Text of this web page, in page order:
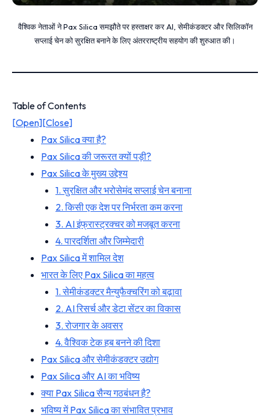
वैश्विक नेताओं ने Pax Silica समझौते पर हस्ताक्षर कर AI, सेमीकंडक्टर और सिलिकॉन
सप्लाई चेन को सुरक्षित बनाने के लिए अंतरराष्ट्रीय सहयोग की शुरुआत की।
Table of Contents
[Open][Close]
Pax Silica क्या है?
Pax Silica की जरूरत क्यों पड़ी?
Pax Silica के मुख्य उद्देश्य
1. सुरक्षित और भरोसेमंद सप्लाई चेन बनाना
2. किसी एक देश पर निर्भरता कम करना
3. AI इंफ्रास्ट्रक्चर को मजबूत करना
4. पारदर्शिता और जिम्मेदारी
Pax Silica में शामिल देश
भारत के लिए Pax Silica का महत्व
1. सेमीकंडक्टर मैन्युफैक्चरिंग को बढ़ावा
2. AI रिसर्च और डेटा सेंटर का विकास
3. रोजगार के अवसर
4. वैश्विक टेक हब बनने की दिशा
Pax Silica और सेमीकंडक्टर उद्योग
Pax Silica और AI का भविष्य
क्या Pax Silica सैन्य गठबंधन है?
भविष्य में Pax Silica का संभावित प्रभाव